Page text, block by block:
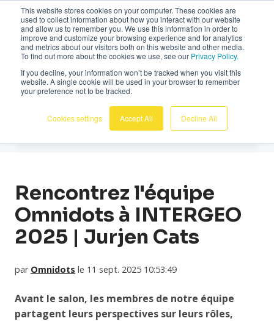
This website stores cookies on your computer. These cookies are
used to collect information about how you interact with our website
and allow us to remember you. We use this information in order to
improve and customize your browsing experience and for analytics
and metrics about our visitors both on this website and other media.
To find out more about the cookies we use, see our Privacy Policy.
If you decline, your information won’t be tracked when you visit this
website. A single cookie will be used in your browser to remember
your preference not to be tracked.
Cookies settings Accept All Decline All
Français
Actualites
Rencontrez l'équipe
Omnidots à INTERGEO
2025 | Jurjen Cats
par Omnidots le 11 sept. 2025 10:53:49
Avant le salon, les membres de notre équipe
partagent leurs perspectives sur leurs rôles,